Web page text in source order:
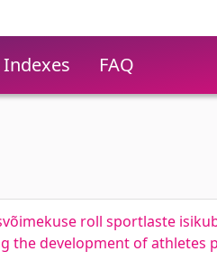
Indexes FAQ
roll sportlaste
the development of athletes